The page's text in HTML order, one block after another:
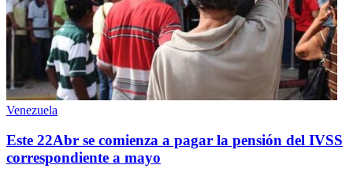
Venezuela
Este 22Abr se comienza a pagar la pensión del IVSS
correspondiente a mayo